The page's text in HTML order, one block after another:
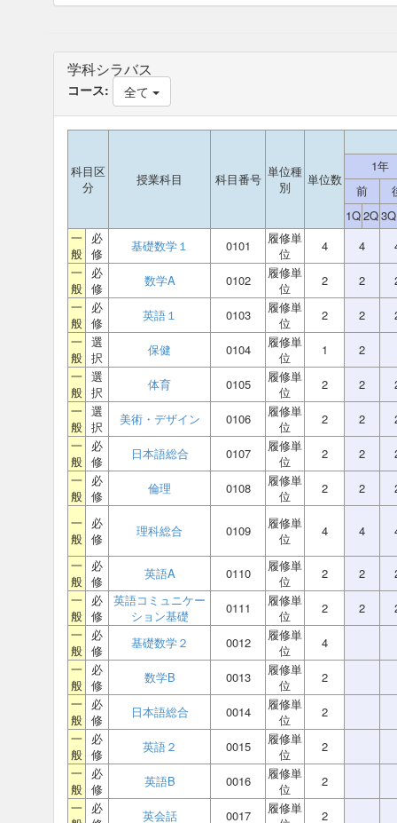
学科シラバス
コース: 全て
科目区
分
授業科目 科目番号 単位種
別
単位数
1年
前
1Q2Q3Q
一
般
必
修
基礎数学１ 0101
履修単
位
4 4
一
般
必
修
数学A 0102
履修単
位
2 2
一
般
必
修
英語１ 0103
履修単
位
2 2
一
般
選
択
保健 0104
履修単
位
1
2
一
般
選
択
体育 0105
履修単
位
2 2
一
般
選
択
美術・デザイン 0106
履修単
位
2 2
一
般
必
修
日本語総合 0107
履修単
位
2 2
一
般
必
修
倫理 0108
履修単
位
2 2
一
般
必
修
理科総合 0109
履修単
位
4 4
一
般
必
修
英語A 0110
履修単
位
2 2
一
般
必
修
英語コミュニケー
ション基礎
0111
履修単
位
2 2
一
般
必
修
基礎数学２ 0012
履修単
位
4
一
般
必
修
数学B 0013
履修単
位
2
一
般
必
修
日本語総合 0014
履修単
位
2
一
般
必
修
英語２ 0015
履修単
位
2
一
般
必
修
英語B 0016
履修単
位
2
一
必
英会話 0017
履修単
2